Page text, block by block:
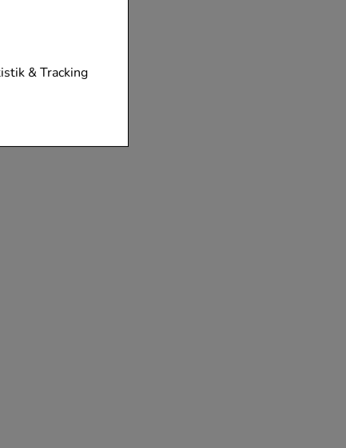
unserer
nicht
& Tracking